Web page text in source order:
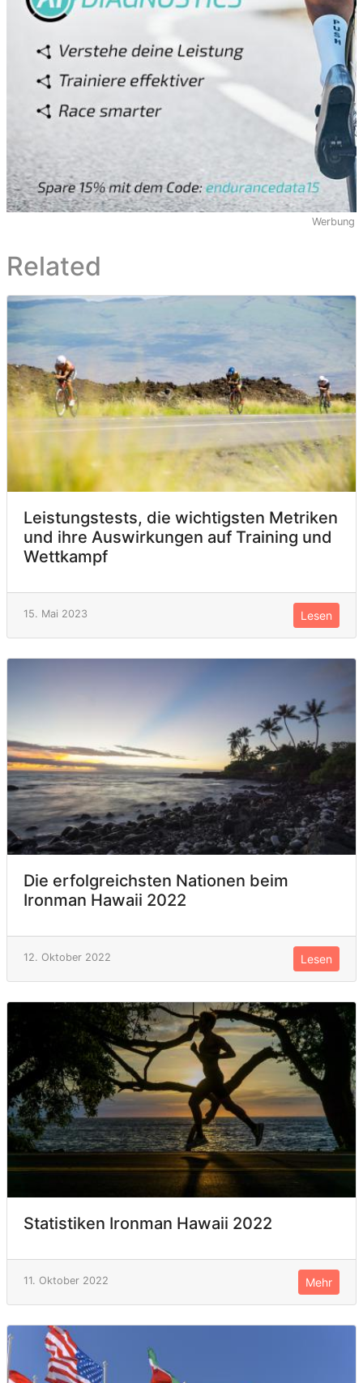
Werbung
Related
Leistungstests, die wichtigsten Metriken
und ihre Auswirkungen auf Training und
Wettkampf
15. Mai 2023 Lesen
Die erfolgreichsten Nationen beim
Ironman Hawaii 2022
12. Oktober 2022 Lesen
Statistiken Ironman Hawaii 2022
11. Oktober 2022 Mehr